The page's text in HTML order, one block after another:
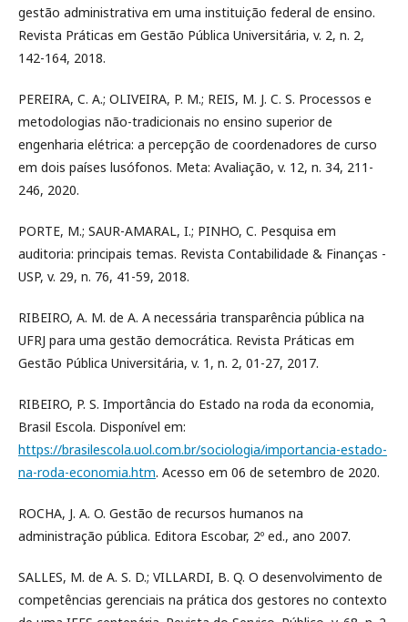
gestão administrativa em uma instituição federal de ensino.
Revista Práticas em Gestão Pública Universitária, v. 2, n. 2,
142-164, 2018.
PEREIRA, C. A.; OLIVEIRA, P. M.; REIS, M. J. C. S. Processos e
metodologias não-tradicionais no ensino superior de
engenharia elétrica: a percepção de coordenadores de curso
em dois países lusófonos. Meta: Avaliação, v. 12, n. 34, 211-
246, 2020.
PORTE, M.; SAUR-AMARAL, I.; PINHO, C. Pesquisa em
auditoria: principais temas. Revista Contabilidade & Finanças -
USP, v. 29, n. 76, 41-59, 2018.
RIBEIRO, A. M. de A. A necessária transparência pública na
UFRJ para uma gestão democrática. Revista Práticas em
Gestão Pública Universitária, v. 1, n. 2, 01-27, 2017.
RIBEIRO, P. S. Importância do Estado na roda da economia,
Brasil Escola. Disponível em:
https://brasilescola.uol.com.br/sociologia/importancia-estado-
na-roda-economia.htm. Acesso em 06 de setembro de 2020.
ROCHA, J. A. O. Gestão de recursos humanos na
administração pública. Editora Escobar, 2º ed., ano 2007.
SALLES, M. de A. S. D.; VILLARDI, B. Q. O desenvolvimento de
competências gerenciais na prática dos gestores no contexto